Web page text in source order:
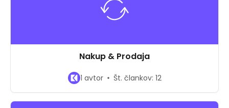
Nakup & Prodaja
1 avtor Št. člankov: 12